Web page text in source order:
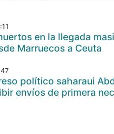
en la llegada
Marruecos a Ceuta
político saharaui
envíos de primera